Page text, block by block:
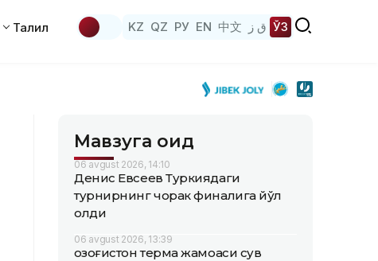
Таҳлил KZ QZ РУ EN 中文 ق ز ЎЗ
Мавзуга оид
06 avgust 2026, 14:10
Денис Евсеев Туркиядаги
турнирнинг чорак финалига йўл
олди
06 avgust 2026, 13:39
Қозоғистон терма жамоаси сув